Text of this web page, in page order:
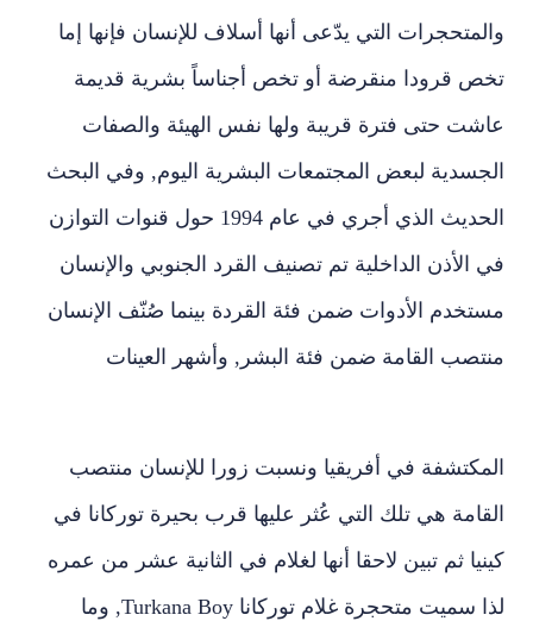
والمتحجرات التي يدّعى أنها أسلاف للإنسان فإنها إما
تخص قرودا منقرضة أو تخص أجناساً بشرية قديمة
عاشت حتى فترة قريبة ولها نفس الهيئة والصفات
الجسدية لبعض المجتمعات البشرية اليوم, وفي البحث
الحديث الذي أجري في عام 1994 حول قنوات التوازن
في الأذن الداخلية تم تصنيف القرد الجنوبي والإنسان
مستخدم الأدوات ضمن فئة القردة بينما صُنّف الإنسان
منتصب القامة ضمن فئة البشر, وأشهر العينات
المكتشفة في أفريقيا ونسبت زورا للإنسان منتصب
القامة هي تلك التي عُثر عليها قرب بحيرة توركانا في
كينيا ثم تبين لاحقا أنها لغلام في الثانية عشر من عمره
لذا سميت متحجرة غلام توركانا Turkana Boy, وما